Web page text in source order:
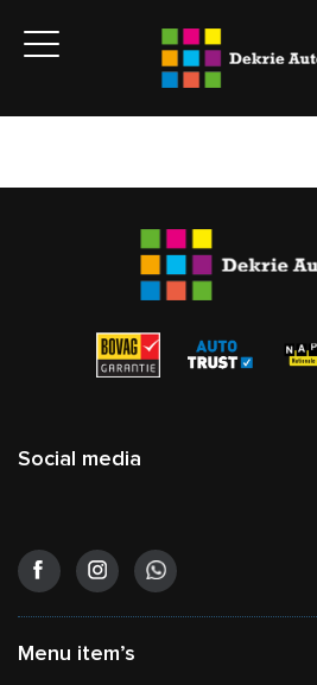
Social media
Menu item’s